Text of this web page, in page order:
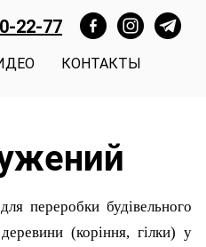
22-77
КОНТАКТЫ
переробки будівельного
(коріння, гілки) у